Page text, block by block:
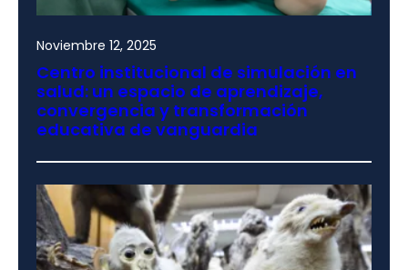
Noviembre 12, 2025
Centro institucional de simulación en
salud: un espacio de aprendizaje,
convergencia y transformación
educativa de vanguardia